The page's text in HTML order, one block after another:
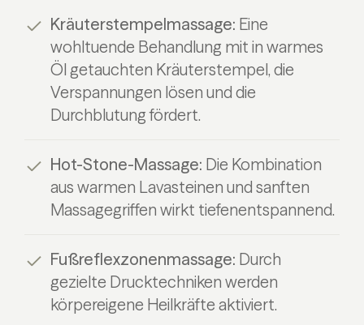
Kräuterstempelmassage: Eine
wohltuende Behandlung mit in warmes
Öl getauchten Kräuterstempel, die
Verspannungen lösen und die
Durchblutung fördert.
Hot-Stone-Massage: Die Kombination
aus warmen Lavasteinen und sanften
Massagegriffen wirkt tiefenentspannend.
Fußreflexzonenmassage: Durch
gezielte Drucktechniken werden
körpereigene Heilkräfte aktiviert.